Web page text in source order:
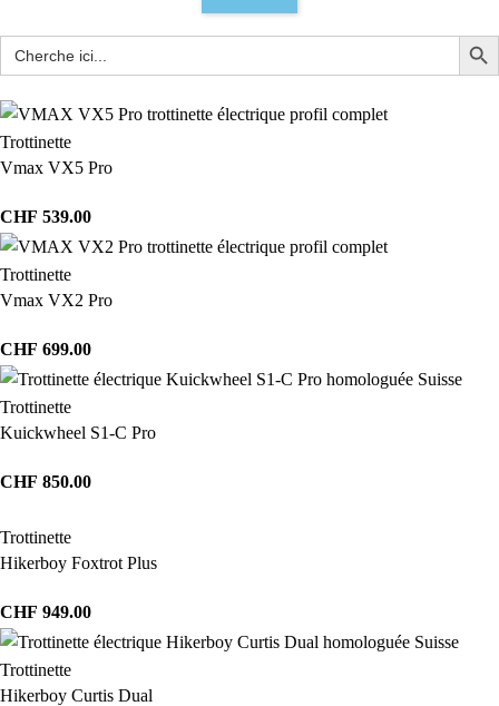
Trottinette
Vmax VX5 Pro
CHF 539.00
Trottinette
Vmax VX2 Pro
CHF 699.00
Trottinette
Kuickwheel S1-C Pro
CHF 850.00
Trottinette
Hikerboy Foxtrot Plus
CHF 949.00
Trottinette
Hikerboy Curtis Dual